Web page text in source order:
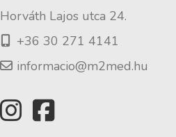
Horváth Lajos utca 24.
+36 30 271 4141
informacio@m2med.hu